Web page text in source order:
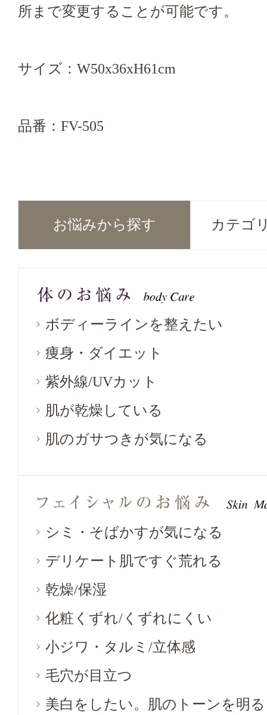
所まで変更することが可能です。
サイズ：W50x36xH61cm
品番：FV-505
お悩みから探す カテゴ
ボディーラインを整えたい
痩身・ダイエット
紫外線/UVカット
肌が乾燥している
肌のガサつきが気になる
シミ・そばかすが気になる
デリケート肌ですぐ荒れる
乾燥/保湿
化粧くずれ/くずれにくい
小ジワ・タルミ/立体感
毛穴が目立つ
美白をしたい。肌のトーンを明